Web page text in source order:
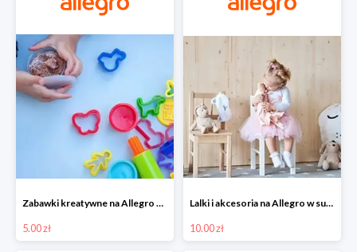
Zabawki kreatywne na Allegro w super cenach od 5 zł
5.00 zł
Lalki i akcesoria na Allegro w super cenach od 10 zł
10.00 zł